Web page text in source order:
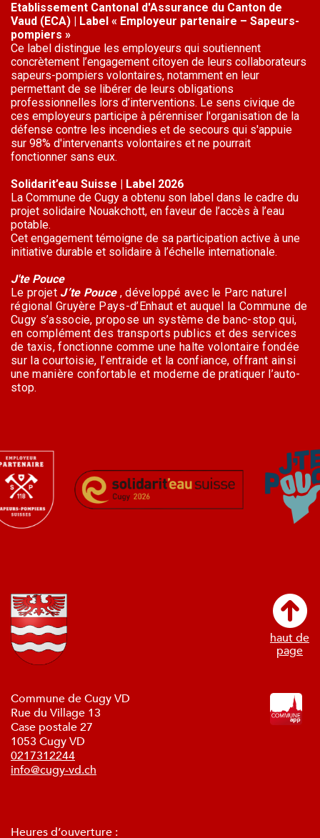
Etablissement Cantonal d'Assurance du Canton de
Vaud (ECA) | Label « Employeur partenaire – Sapeurs-
pompiers »
Ce label distingue les employeurs qui soutiennent
concrètement l’engagement citoyen de leurs collaborateurs
sapeurs-pompiers volontaires, notamment en leur
permettant de se libérer de leurs obligations
professionnelles lors d’interventions. Le sens civique de
ces employeurs participe à pérenniser l'organisation de la
défense contre les incendies et de secours qui s'appuie
sur 98% d'intervenants volontaires et ne pourrait
fonctionner sans eux.
Solidarit’eau Suisse | Label 2026
La Commune de Cugy a obtenu son label dans le cadre du
projet solidaire Nouakchott, en faveur de l’accès à l’eau
potable.
Cet engagement témoigne de sa participation active à une
initiative durable et solidaire à l’échelle internationale.
J'te Pouce
Le projet J’te Pouce , développé avec le Parc naturel
régional Gruyère Pays-d’Enhaut et auquel la Commune de
Cugy s’associe, propose un système de banc-stop qui,
en complément des transports publics et des services
de taxis, fonctionne comme une halte volontaire fondée
sur la courtoisie, l’entraide et la confiance, offrant ainsi
une manière confortable et moderne de pratiquer l’auto-
stop.
Commune de Cugy VD
Rue du Village 13
Case postale 27
1053 Cugy VD
0217312244
info@cugy-vd.ch
Heures d’ouverture :
haut de
page